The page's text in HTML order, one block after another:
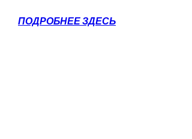
ПОДРОБНЕЕ ЗДЕСЬ